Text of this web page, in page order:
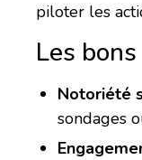
piloter les
Les
Notoriété
sondages